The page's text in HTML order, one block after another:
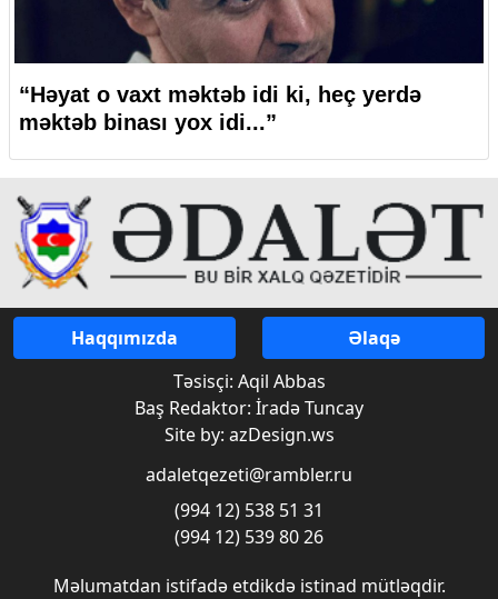
“Həyat o vaxt məktəb idi ki, heç yerdə
məktəb binası yox idi...”
Haqqımızda
Əlaqə
Təsisçi: Aqil Abbas
Baş Redaktor: İradə Tuncay
Site by: azDesign.ws
adaletqezeti@rambler.ru
(994 12) 538 51 31
(994 12) 539 80 26
Məlumatdan istifadə etdikdə istinad mütləqdir.